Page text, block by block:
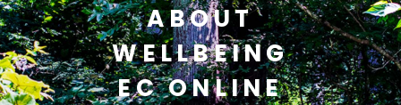
ABOUT
WELLBEING
EC ONLINE